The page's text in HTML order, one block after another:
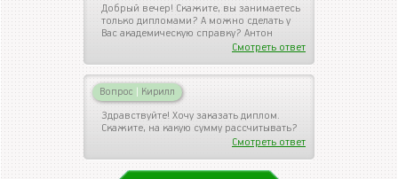
Добрый вечер! Скажите, вы занимаетесь
только дипломами? А можно сделать у
Вас академическую справку? Антон
Смотреть ответ
Вопрос | Кирилл
Здравствуйте! Хочу заказать диплом.
Скажите, на какую сумму рассчитывать?
Смотреть ответ